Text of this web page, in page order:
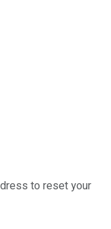
to reset your